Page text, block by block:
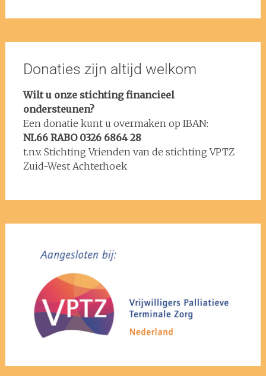
Donaties zijn altijd welkom
Wilt u onze stichting financieel
ondersteunen?
Een donatie kunt u overmaken op IBAN:
NL66 RABO 0326 6864 28
t.n.v. Stichting Vrienden van de stichting VPTZ
Zuid-West Achterhoek